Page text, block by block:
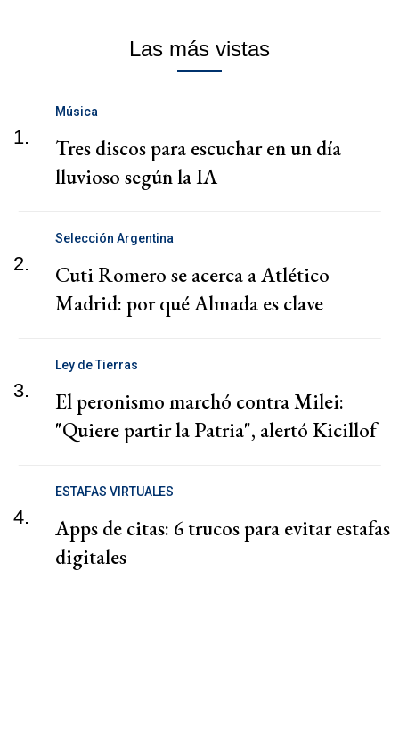
Las más vistas
1.
Música
Tres discos para escuchar en un día
lluvioso según la IA
2.
Selección Argentina
Cuti Romero se acerca a Atlético
Madrid: por qué Almada es clave
3.
Ley de Tierras
El peronismo marchó contra Milei:
"Quiere partir la Patria", alertó Kicillof
4.
ESTAFAS VIRTUALES
Apps de citas: 6 trucos para evitar estafas
digitales